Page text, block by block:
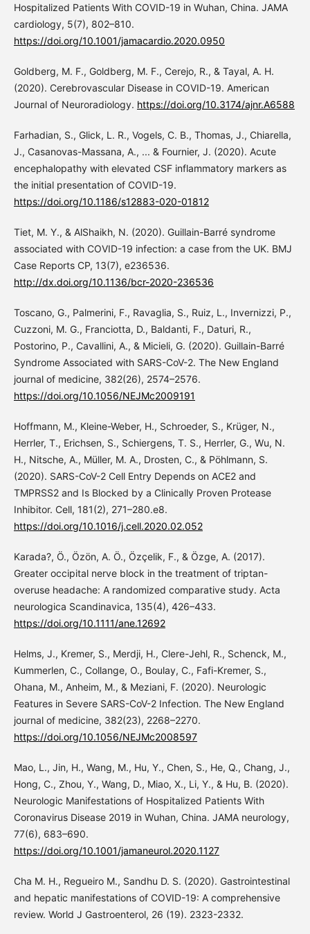
Hospitalized Patients With COVID-19 in Wuhan, China. JAMA
cardiology, 5(7), 802–810.
https://doi.org/10.1001/jamacardio.2020.0950
Goldberg, M. F., Goldberg, M. F., Cerejo, R., & Tayal, A. H.
(2020). Cerebrovascular Disease in COVID-19. American
Journal of Neuroradiology. https://doi.org/10.3174/ajnr.A6588
Farhadian, S., Glick, L. R., Vogels, C. B., Thomas, J., Chiarella,
J., Casanovas-Massana, A., ... & Fournier, J. (2020). Acute
encephalopathy with elevated CSF inflammatory markers as
the initial presentation of COVID-19.
https://doi.org/10.1186/s12883-020-01812
Tiet, M. Y., & AlShaikh, N. (2020). Guillain-Barré syndrome
associated with COVID-19 infection: a case from the UK. BMJ
Case Reports CP, 13(7), e236536.
http://dx.doi.org/10.1136/bcr-2020-236536
Toscano, G., Palmerini, F., Ravaglia, S., Ruiz, L., Invernizzi, P.,
Cuzzoni, M. G., Franciotta, D., Baldanti, F., Daturi, R.,
Postorino, P., Cavallini, A., & Micieli, G. (2020). Guillain-Barré
Syndrome Associated with SARS-CoV-2. The New England
journal of medicine, 382(26), 2574–2576.
https://doi.org/10.1056/NEJMc2009191
Hoffmann, M., Kleine-Weber, H., Schroeder, S., Krüger, N.,
Herrler, T., Erichsen, S., Schiergens, T. S., Herrler, G., Wu, N.
H., Nitsche, A., Müller, M. A., Drosten, C., & Pöhlmann, S.
(2020). SARS-CoV-2 Cell Entry Depends on ACE2 and
TMPRSS2 and Is Blocked by a Clinically Proven Protease
Inhibitor. Cell, 181(2), 271–280.e8.
https://doi.org/10.1016/j.cell.2020.02.052
Karada?, Ö., Özön, A. Ö., Özçelik, F., & Özge, A. (2017).
Greater occipital nerve block in the treatment of triptan-
overuse headache: A randomized comparative study. Acta
neurologica Scandinavica, 135(4), 426–433.
https://doi.org/10.1111/ane.12692
Helms, J., Kremer, S., Merdji, H., Clere-Jehl, R., Schenck, M.,
Kummerlen, C., Collange, O., Boulay, C., Fafi-Kremer, S.,
Ohana, M., Anheim, M., & Meziani, F. (2020). Neurologic
Features in Severe SARS-CoV-2 Infection. The New England
journal of medicine, 382(23), 2268–2270.
https://doi.org/10.1056/NEJMc2008597
Mao, L., Jin, H., Wang, M., Hu, Y., Chen, S., He, Q., Chang, J.,
Hong, C., Zhou, Y., Wang, D., Miao, X., Li, Y., & Hu, B. (2020).
Neurologic Manifestations of Hospitalized Patients With
Coronavirus Disease 2019 in Wuhan, China. JAMA neurology,
77(6), 683–690.
https://doi.org/10.1001/jamaneurol.2020.1127
Cha M. H., Regueiro M., Sandhu D. S. (2020). Gastrointestinal
and hepatic manifestations of COVID-19: A comprehensive
review. World J Gastroenterol, 26 (19). 2323-2332.